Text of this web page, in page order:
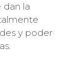
la
y poder